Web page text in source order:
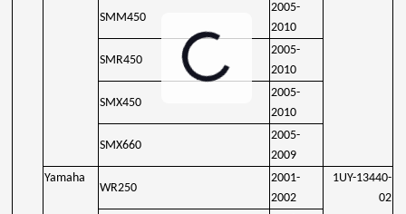
SMM450
2005-
2010
SMR450
2005-
2010
SMX450
2005-
2010
SMX660
2005-
2009
Yamaha
WR250
2001-
2002
1UY-13440-
02